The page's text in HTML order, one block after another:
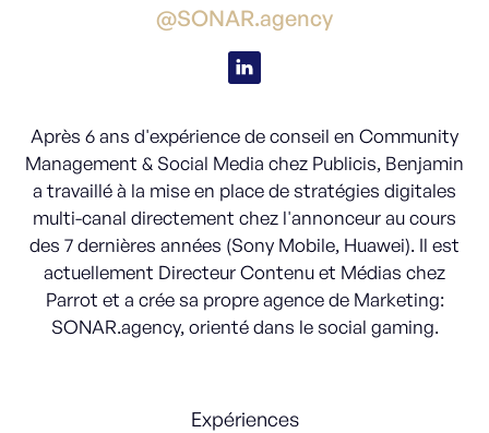
@SONAR.agency
Après 6 ans d'expérience de conseil en Community
Management & Social Media chez Publicis, Benjamin
a travaillé à la mise en place de stratégies digitales
multi-canal directement chez l'annonceur au cours
des 7 dernières années (Sony Mobile, Huawei). Il est
actuellement Directeur Contenu et Médias chez
Parrot et a crée sa propre agence de Marketing:
SONAR.agency, orienté dans le social gaming.
Expériences